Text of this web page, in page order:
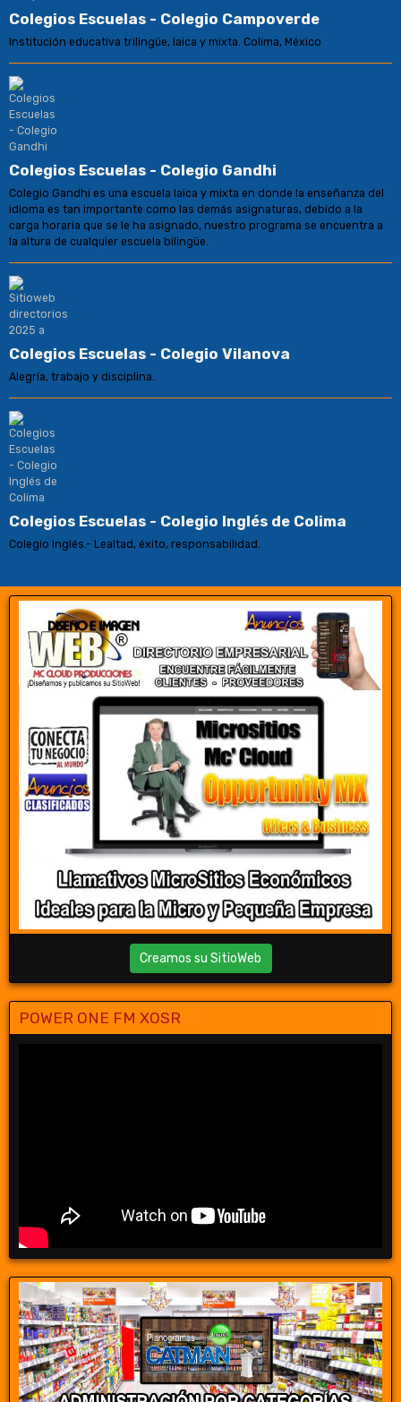
Colegios Escuelas - Colegio Campoverde
Institución educativa trilingüe, laica y mixta. Colima, México
Colegios Escuelas - Colegio Gandhi
Colegio Gandhi es una escuela laica y mixta en donde la enseñanza del
idioma es tan importante como las demás asignaturas, debido a la
carga horaria que se le ha asignado, nuestro programa se encuentra a
la altura de cualquier escuela bilingüe.
Colegios Escuelas - Colegio Vilanova
Alegría, trabajo y disciplina.
Colegios Escuelas - Colegio Inglés de Colima
Colegio Inglés.- Lealtad, éxito, responsabilidad.
Creamos su SitioWeb
POWER ONE FM XOSR